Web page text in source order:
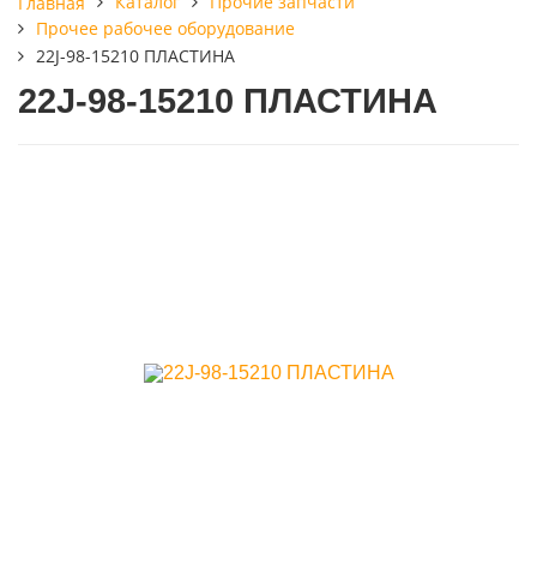
Прочее рабочее оборудование
22J-98-15210 ПЛАСТИНА
22J-98-15210 ПЛАСТИНА